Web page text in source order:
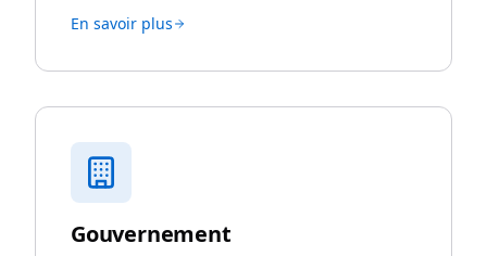
En savoir plus
Gouvernement